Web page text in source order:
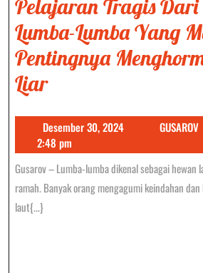
Pelajaran Tragis
Lumba-Lumba Yang
Pentingnya
LiarPelajaran
Dari
Tiao:
Lumba-
Desember 30, 2024Desember
2024
GUSAROV
2:48 pm
Gusarov – Lumba-lumba dikenal sebagai hewan laut yang cerdas dan
ramah. Banyak orang mengagumi keindahan
laut{...}